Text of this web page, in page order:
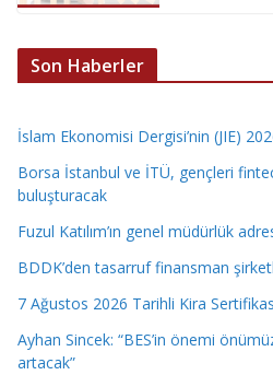
Son Haberler
İslam Ekonomisi Dergisi’nin (JIE) 2026
Borsa İstanbul ve İTÜ, gençleri
buluşturacak
Fuzul Katılım’ın genel müdürlük
BDDK’den tasarruf finansman
7 Ağustos 2026 Tarihli Kira
Ayhan Sincek: “BES’in önemi
artacak”